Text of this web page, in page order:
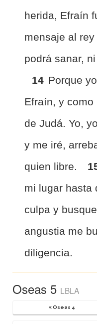
herida, Efraín
mensaje al
podrá sanar,
14 Porque
Efraín, y
de Judá. Yo,
y me iré,
quien libre.
mi lugar hasta
culpa y
angustia me
diligencia.
Oseas 5 LBLA
Oseas 4